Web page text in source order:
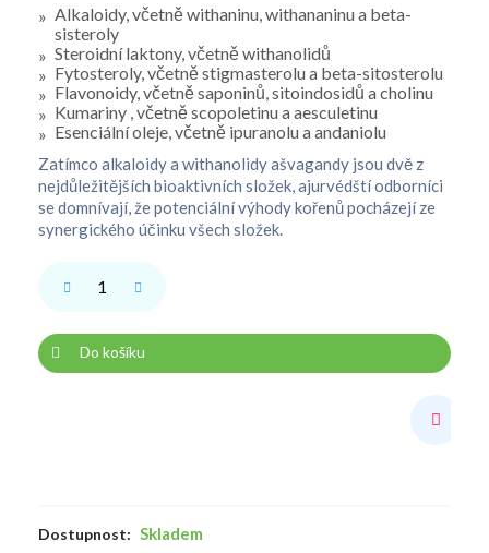
Alkaloidy, včetně withaninu, withananinu a beta-
sisteroly
Steroidní laktony, včetně withanolidů
Fytosteroly, včetně stigmasterolu a beta-sitosterolu
Flavonoidy, včetně saponinů, sitoindosidů a cholinu
Kumariny , včetně scopoletinu a aesculetinu
Esenciální oleje, včetně ipuranolu a andaniolu
Zatímco alkaloidy a withanolidy ašvagandy jsou dvě z
nejdůležitějších bioaktivních složek, ajurvédští odborníci
se domnívají, že potenciální výhody kořenů pocházejí ze
synergického účinku všech složek.
Do košíku
Dostupnost: Skladem